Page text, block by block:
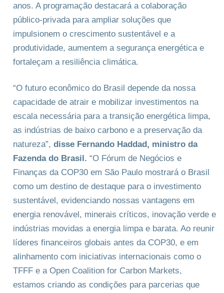
anos. A programação destacará a colaboração
público-privada para ampliar soluções que
impulsionem o crescimento sustentável e a
produtividade, aumentem a segurança energética e
fortaleçam a resiliência climática.
“O futuro econômico do Brasil depende da nossa
capacidade de atrair e mobilizar investimentos na
escala necessária para a transição energética limpa,
as indústrias de baixo carbono e a preservação da
natureza”, disse Fernando Haddad, ministro da
Fazenda do Brasil. “O Fórum de Negócios e
Finanças da COP30 em São Paulo mostrará o Brasil
como um destino de destaque para o investimento
sustentável, evidenciando nossas vantagens em
energia renovável, minerais críticos, inovação verde e
indústrias movidas a energia limpa e barata. Ao reunir
líderes financeiros globais antes da COP30, e em
alinhamento com iniciativas internacionais como o
TFFF e a Open Coalition for Carbon Markets,
estamos criando as condições para parcerias que